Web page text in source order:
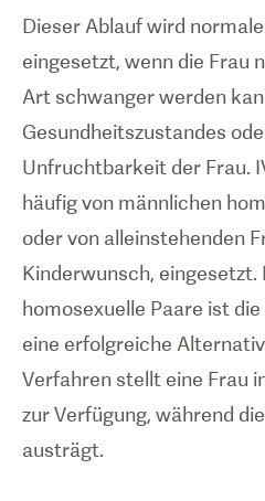
Dieser Ablauf wird
eingesetzt, wenn die Frau
Art schwanger werden
Gesundheitszustandes
Unfruchtbarkeit der Frau.
häufig von männlichen
oder von alleinstehenden
Kinderwunsch, eingesetzt.
homosexuelle Paare ist
eine erfolgreiche
Verfahren stellt eine Frau
zur Verfügung, während
austrägt.